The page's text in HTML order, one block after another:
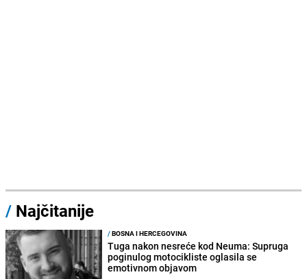
/ Najčitanije
/BOSNA I HERCEGOVINA
Tuga nakon nesreće kod Neuma: Supruga
poginulog motocikliste oglasila se
emotivnom objavom